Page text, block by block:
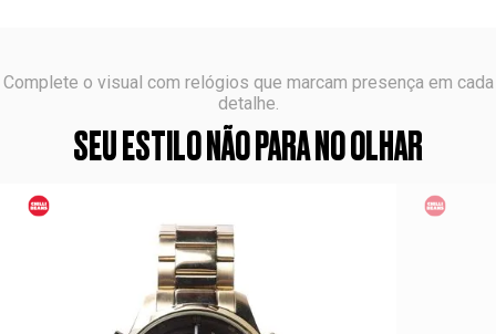
Complete o visual com relógios que marcam presença em cada
detalhe.
SEU ESTILO NÃO PARA NO OLHAR